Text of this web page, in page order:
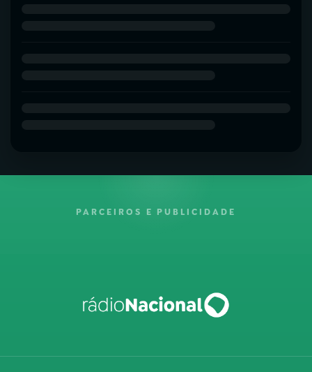
PARCEIROS E PUBLICIDADE